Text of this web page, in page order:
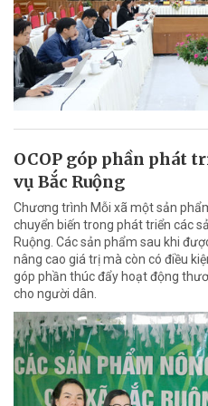
OCOP góp phần phát
vụ Bắc Ruộng
Chương trình Mỗi xã một sản
chuyển biến trong phát triển các
Ruộng. Các sản phẩm sau khi
nâng cao giá trị mà còn có điều
góp phần thúc đẩy hoạt động
cho người dân.